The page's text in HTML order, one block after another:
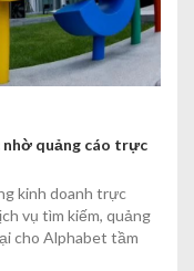
nhờ quảng cáo trực
kinh doanh trực
vụ tìm kiếm, quảng
cho Alphabet tầm